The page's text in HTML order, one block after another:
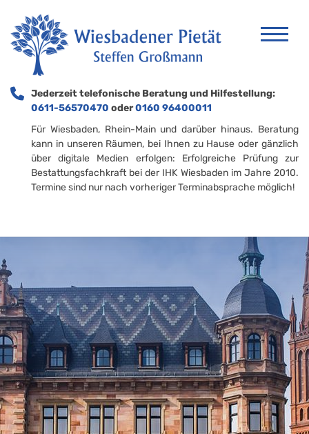
Jederzeit telefonische Beratung und Hilfestellung:
0611-56570470 oder0160 96400011
Für Wiesbaden, Rhein-Main und darüber hinaus. Beratung
kann in unseren Räumen, bei Ihnen zu Hause oder gänzlich
über digitale Medien erfolgen: Erfolgreiche Prüfung zur
Bestattungsfachkraft bei der IHK Wiesbaden im Jahre 2010.
Termine sind nur nach vorheriger Terminabsprache möglich!